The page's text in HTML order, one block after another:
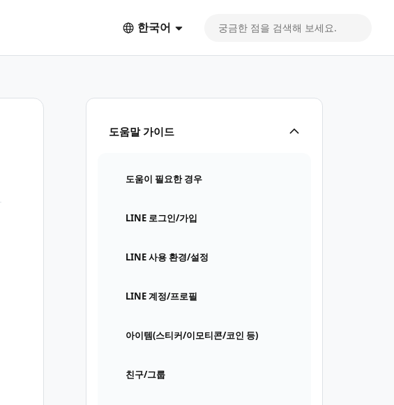
한국어
도움말 가이드
도움이 필요한 경우
LINE 로그인/가입
LINE 사용 환경/설정
LINE 계정/프로필
아이템(스티커/이모티콘/코인 등)
친구/그룹